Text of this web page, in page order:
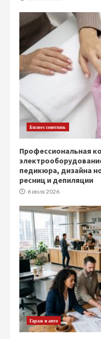
Бизнес советник
Профессиональная
педикюра, дизайна
ресниц и депиляции
6 июля 2026
Гараж и авто